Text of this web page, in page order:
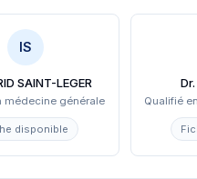
IS
SAINT-LEGER
médecine générale
disponible
Qualifié